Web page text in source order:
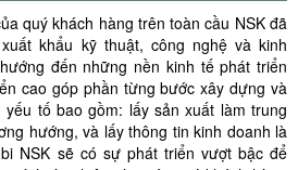
quý khách hàng trên toàn cầu NSK đã
khẩu kỹ thuật, công nghệ và kinh
đến những nền kinh tế phát triển
cao góp phần từng bước xây dựng và
tố bao gồm: lấy sản xuất làm trung
hướng, và lấy thông tin kinh doanh là
NSK sẽ có sự phát triển vượt bậc để